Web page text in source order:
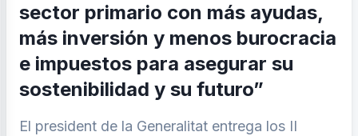
sector primario con más ayudas,
más inversión y menos burocracia
e impuestos para asegurar su
sostenibilidad y su futuro”
El president de la Generalitat entrega los II